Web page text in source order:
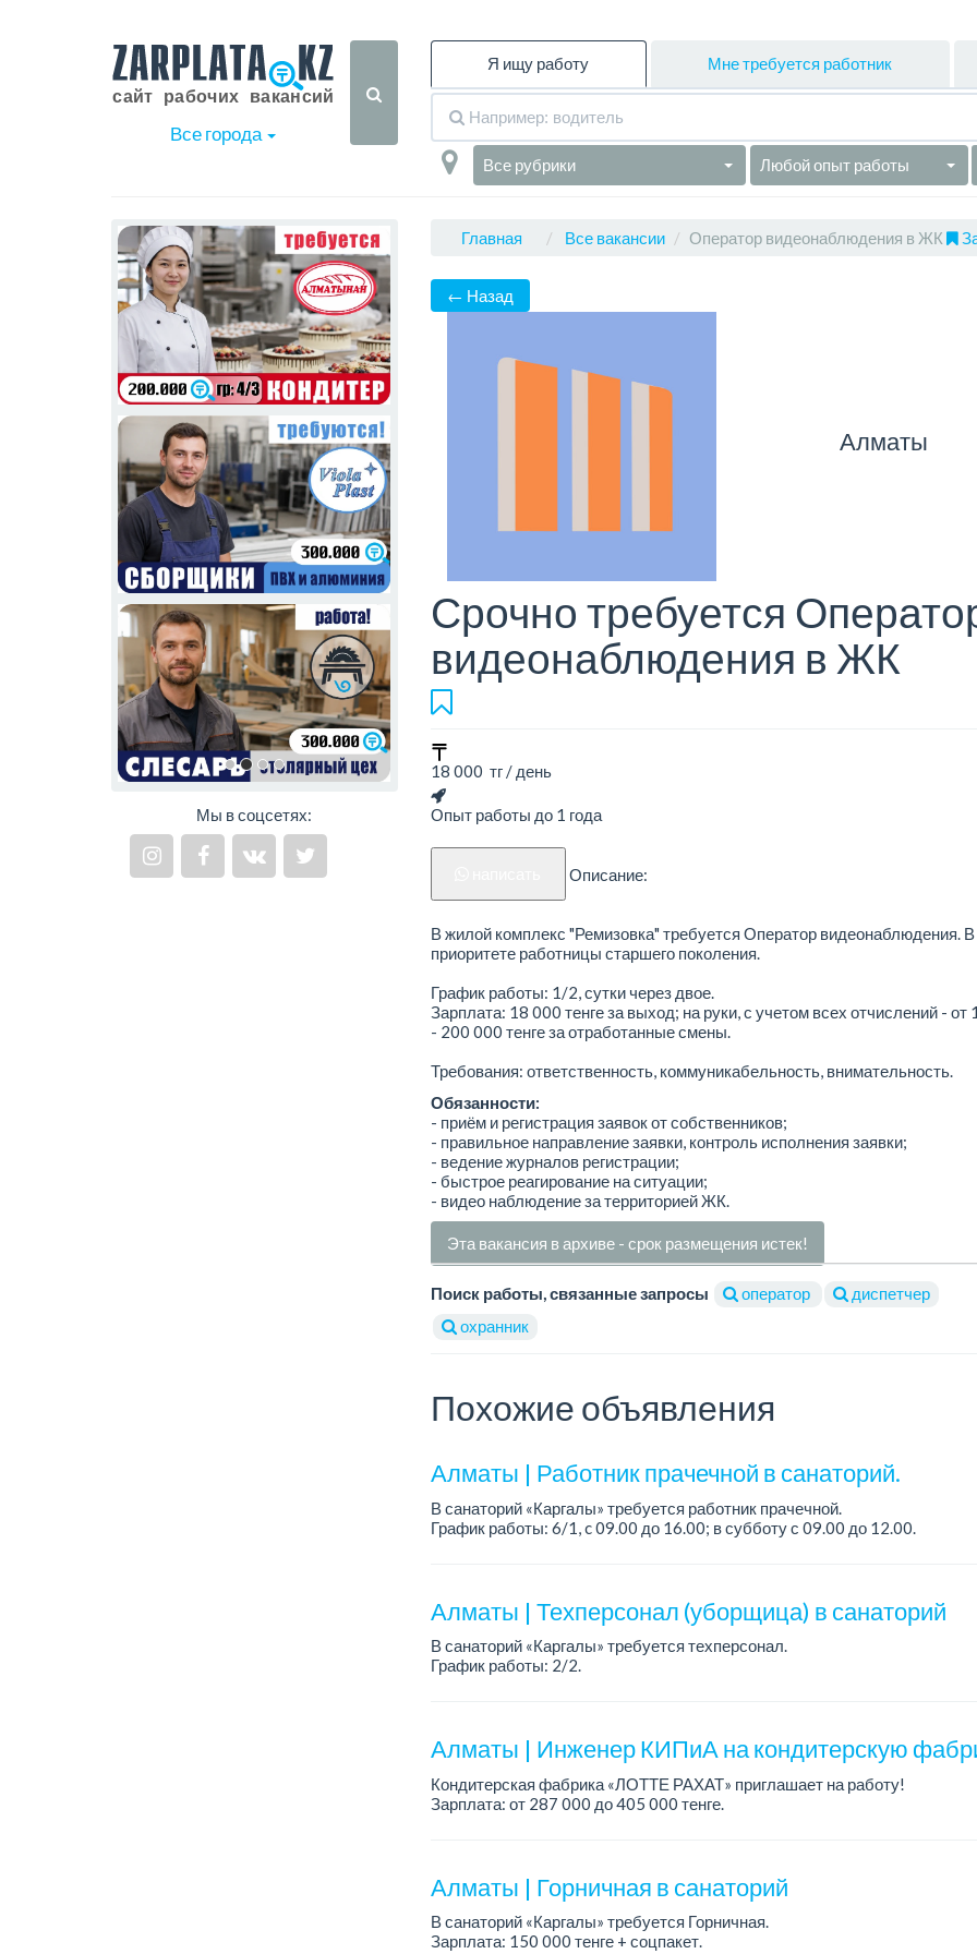
Все города
Я ищу работу Мне требуется работник
Все рубрики Любой опыт работы
Мы в соцсетях:
Главная Все вакансии Оператор видеонаблюдения в ЖК
← Назад
Алматы
Срочно требуется
видеонаблюдения в ЖК
18 000 тг / день
Опыт работы до 1 года
Описание:
В жилой комплекс "Ремизовка" требуется Оператор видеонаблюдения. В
приоритете работницы старшего поколения.
График работы: 1/2, сутки через двое.
Зарплата: 18 000 тенге за выход; на руки, с учетом всех отчислений - от
- 200 000 тенге за отработанные смены.
Требования: ответственность, коммуникабельность, внимательность.
Обязанности:
- приём и регистрация заявок от собственников;
- правильное направление заявки, контроль исполнения заявки;
- ведение журналов регистрации;
- быстрое реагирование на ситуации;
- видео наблюдение за территорией ЖК.
Эта вакансия в архиве - срок размещения истек!
Поиск работы, связанные запросы оператор
диспетчер
охранник
Похожие объявления
Алматы | Работник прачечной в санаторий.
В санаторий «Каргалы» требуется работник прачечной.
График работы: 6/1, c 09.00 до 16.00; в субботу с 09.00 до 12.00.
Алматы | Техперсонал (уборщица) в санаторий
В санаторий «Каргалы» требуется техперсонал.
График работы: 2/2.
Алматы | Инженер КИПиА на кондитерскую
Кондитерская фабрика «ЛОТТЕ РАХАТ» приглашает на работу!
Зарплата: от 287 000 до 405 000 тенге.
Алматы | Горничная в санаторий
В санаторий «Каргалы» требуется Горничная.
Зарплата: 150 000 тенге + соцпакет.